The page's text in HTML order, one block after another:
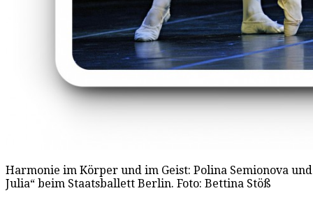
Harmonie im Körper und im Geist: Polina Semionova
Julia“ beim Staatsballett Berlin. Foto: Bettina Stöß